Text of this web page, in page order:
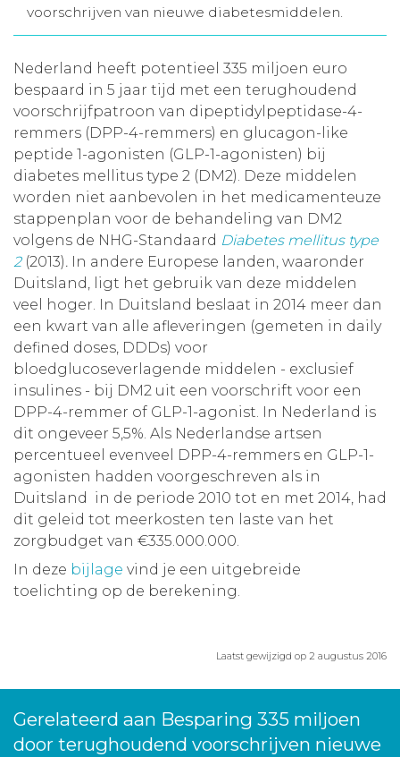
Inloggen
Toegang leeromgeving
voorschrijven van nieuwe diabetesmiddelen.
Nederland heeft potentieel 335 miljoen euro
bespaard in 5 jaar tijd met een terughoudend
voorschrijfpatroon van dipeptidylpeptidase-4-
remmers (DPP-4-remmers) en glucagon-like
peptide 1-agonisten (GLP-1-agonisten) bij
diabetes mellitus type 2 (DM2). Deze middelen
worden niet aanbevolen in het medicamenteuze
stappenplan voor de behandeling van DM2
volgens de NHG-Standaard Diabetes mellitus type
2(2013). In andere Europese landen, waaronder
Duitsland, ligt het gebruik van deze middelen
veel hoger. In Duitsland beslaat in 2014 meer dan
een kwart van alle afleveringen (gemeten in daily
defined doses, DDDs) voor
bloedglucoseverlagende middelen - exclusief
insulines - bij DM2 uit een voorschrift voor een
DPP-4-remmer of GLP-1-agonist. In Nederland is
dit ongeveer 5,5%. Als Nederlandse artsen
percentueel evenveel DPP-4-remmers en GLP-1-
agonisten hadden voorgeschreven als in
Duitsland in de periode 2010 tot en met 2014, had
dit geleid tot meerkosten ten laste van het
zorgbudget van €335.000.000.
In deze bijlage vind je een uitgebreide
toelichting op de berekening.
Laatst gewijzigd op 2 augustus 2016
Gerelateerd aan Besparing 335 miljoen
door terughoudend voorschrijven nieuwe